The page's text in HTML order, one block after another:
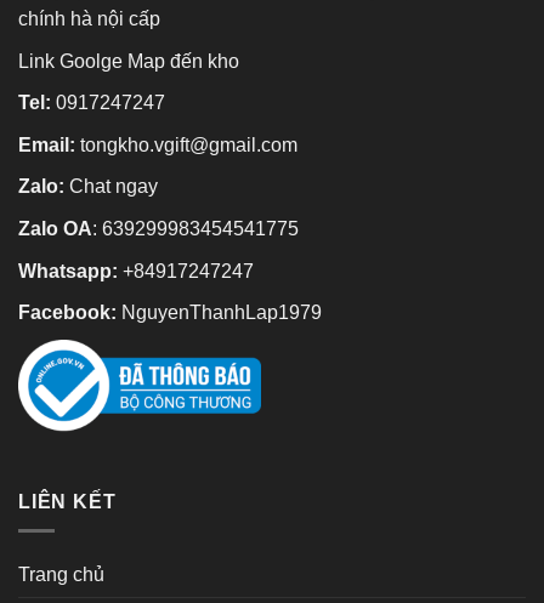
chính hà nội cấp
Link Goolge Map đến kho
Tel: 0917247247
Email: tongkho.vgift@gmail.com
Zalo: Chat ngay
Zalo OA: 639299983454541775
Whatsapp: +84917247247
Facebook: NguyenThanhLap1979
LIÊN KẾT
Trang chủ